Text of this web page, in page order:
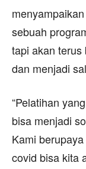
sebuah
tapi akan terus
dan menjadi
“Pelatihan
bisa menjadi
Kami
covid bisa kita